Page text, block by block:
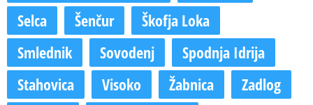
Selca
Šenčur
Škofja Loka
Smlednik
Sovodenj
Spodnja Idrija
Stahovica
Visoko Žabnica
Zadlog